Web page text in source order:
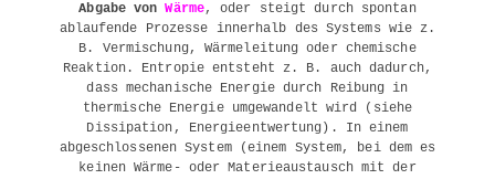
Abgabe vonWärme, oder steigt durch spontan
ablaufende Prozesse innerhalb des Systems wie z.
B. Vermischung, Wärmeleitung oder chemische
Reaktion. Entropie entsteht z. B. auch dadurch,
dass mechanische Energie durch Reibung in
thermische Energie umgewandelt wird (siehe
Dissipation, Energieentwertung). In einem
abgeschlossenen System (einem System, bei dem es
keinen Wärme- oder Materieaustausch mit der